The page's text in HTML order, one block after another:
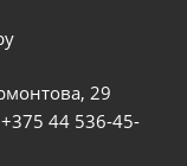
29
44 536-45-